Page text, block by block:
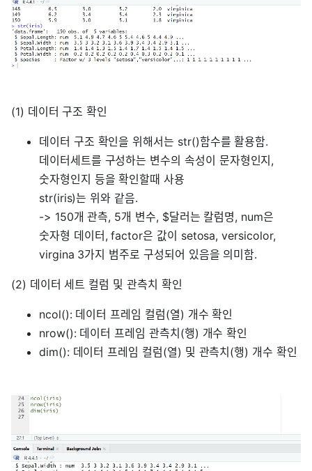
(1) 데이터 구조 확인
데이터 구조 확인을 위해서는 str()함수를 활용함.
데이터세트를 구성하는 변수의 속성이 문자형인지,
숫자형인지 등을 확인할때 사용
str(iris)는 위와 같음.
-> 150개 관측, 5개 변수, $달러는 칼럼명, num은
숫자형 데이터, factor은 값이 setosa, versicolor,
virgina 3가지 범주로 구성되어 있음을 의미함.
(2) 데이터 세트 컬럼 및 관측치 확인
ncol(): 데이터 프레임 컬럼(열) 개수 확인
nrow(): 데이터 프레임 관측치(행) 개수 확인
dim(): 데이터 프레임 컬럼(열) 및 관측치(행) 개수 확인